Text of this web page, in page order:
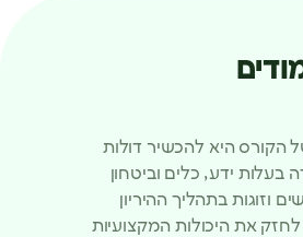
היא להכשיר דולות
בעלות ידע, כלים וביטחון
וזוגות בתהליך ההיריון
לחזק את היכולות המקצועיות